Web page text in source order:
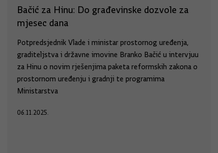
Bačić za Hinu: Do građevinske dozvole za
mjesec dana
Potpredsjednik Vlade i ministar prostornog uređenja,
graditeljstva i državne imovine Branko Bačić u intervjuu
za Hinu o novim rješenjima paketa reformskih zakona o
prostornom uređenju i gradnji te programima
Ministarstva
06.11.2025.